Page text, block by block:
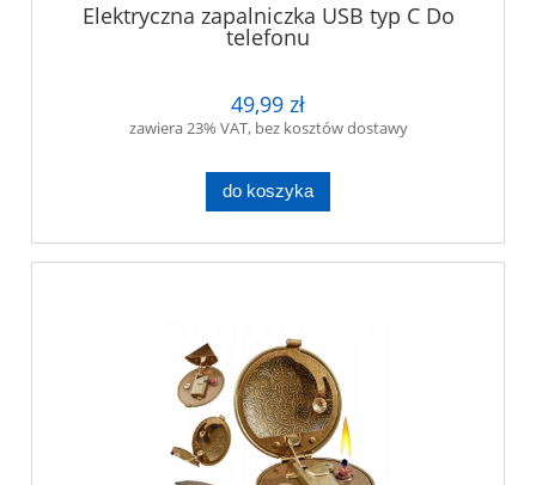
Elektryczna zapalniczka USB typ C Do
telefonu
49,99 zł
zawiera 23% VAT, bez kosztów dostawy
do koszyka